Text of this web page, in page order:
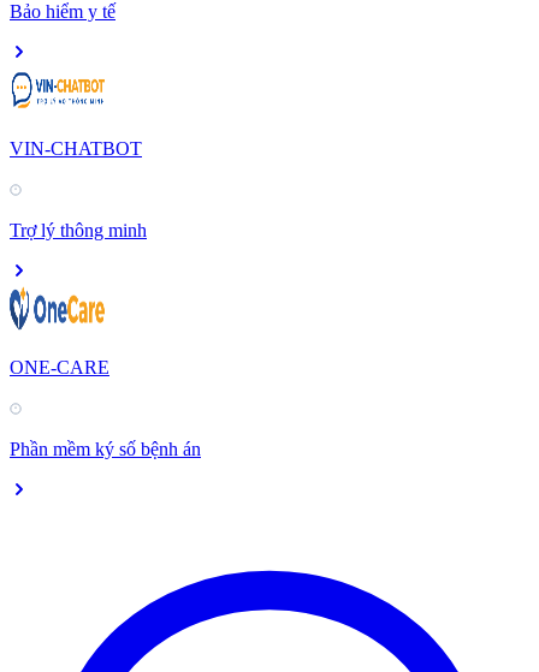
Bảo hiểm y tế
VIN-CHATBOT
Trợ lý thông minh
ONE-CARE
Phần mềm ký số bệnh án